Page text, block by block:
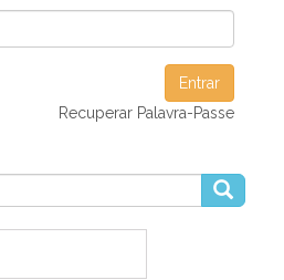
Entrar
Recuperar Palavra-Passe